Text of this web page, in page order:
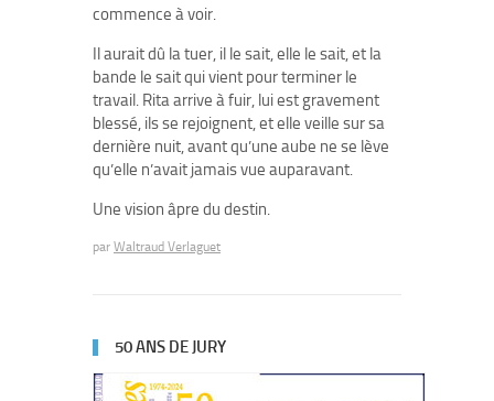
commence à voir.
Il aurait dû la tuer, il le sait, elle le sait, et la
bande le sait qui vient pour terminer le
travail. Rita arrive à fuir, lui est gravement
blessé, ils se rejoignent, et elle veille sur sa
dernière nuit, avant qu’une aube ne se lève
qu’elle n’avait jamais vue auparavant.
Une vision âpre du destin.
par Waltraud Verlaguet
50 ANS DE JURY